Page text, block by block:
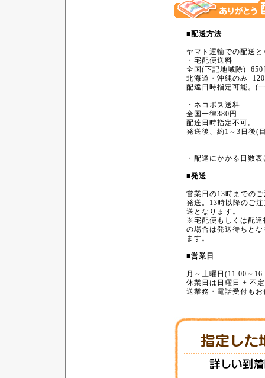
■配送方法
ヤマト運輸での配送
・宅配便送料
全国(下記地域除)
北海道・沖縄のみ
配達日時指定可能。(
・ネコポス送料
全国一律380円
配達日時指定不可。
発送後、約1～3日後(
・配達にかかる日数表
■発送
営業日の13時までの
発送。13時以降のご
送となります。
※宅配便もしくは配達
の場合は発送待ちと
ます。
■営業日
月～土曜日(11:00～
休業日は日曜日 + 不
送業務・電話受付も